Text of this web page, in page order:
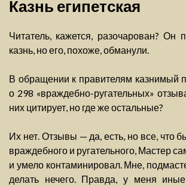
Казнь египетская
Читатель, кажется, разочарован? Он
казнь, но его, похоже, обманули.
В обращении к правителям казнимый
о 298 «враждебно-ругательных»
них цитирует, но где же остальные?
Их нет. Отзывы — да, есть, но все, что
враждебного и ругательного, Мастер
и умело контаминировал. Мне,
делать нечего. Правда, у меня